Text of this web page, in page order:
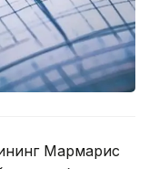
Мармарис